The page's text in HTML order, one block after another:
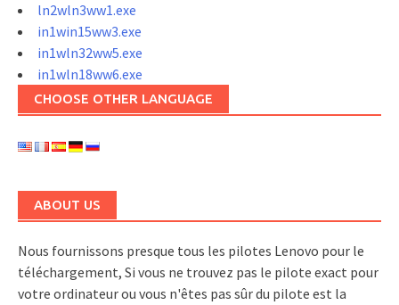
ln2wln3ww1.exe
in1win15ww3.exe
in1wln32ww5.exe
in1wln18ww6.exe
CHOOSE OTHER LANGUAGE
ABOUT US
Nous fournissons presque tous les pilotes Lenovo pour le
téléchargement, Si vous ne trouvez pas le pilote exact pour
votre ordinateur ou vous n'êtes pas sûr du pilote est la